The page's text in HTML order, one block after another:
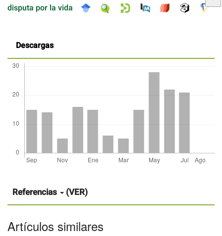
disputa por la vida
Descargas
artículo
Referencias (VER)
Artículos similares